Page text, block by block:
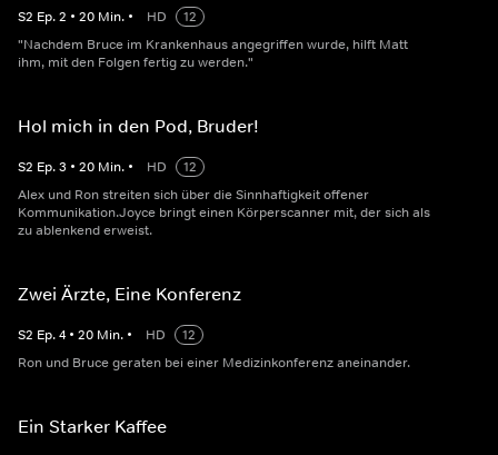
S2 Ep.2 • 20 Min. • HD
12
"Nachdem Bruce im Krankenhaus angegriffen wurde, hilft Matt
ihm, mit den Folgen fertig zu werden."
Hol mich in den Pod, Bruder!
S2 Ep.3 • 20 Min. • HD
12
Alex und Ron streiten sich über die Sinnhaftigkeit offener
Kommunikation.Joyce bringt einen Körperscanner mit, der sich als
zu ablenkend erweist.
Zwei Ärzte, Eine Konferenz
S2 Ep.4 • 20 Min. • HD
12
Ron und Bruce geraten bei einer Medizinkonferenz aneinander.
Ein Starker Kaffee